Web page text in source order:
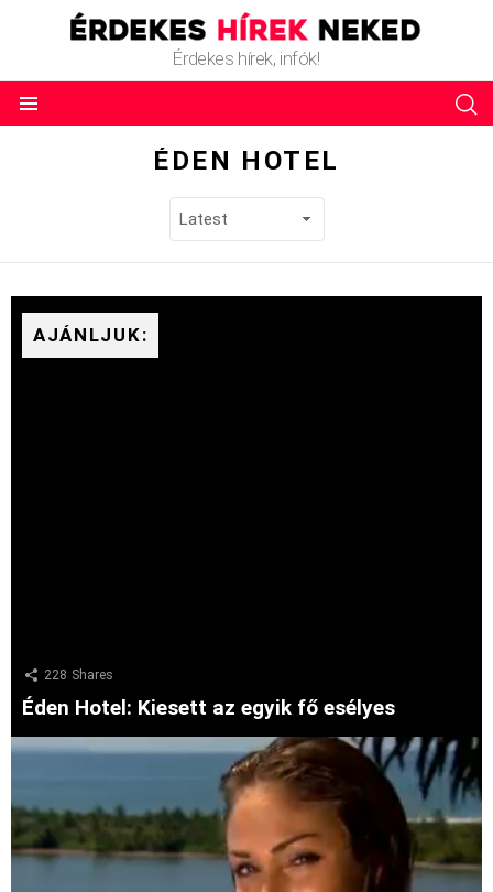
Érdekes hírek, infók!
ÉDEN HOTEL
AJÁNLJUK:
228 Shares
Éden Hotel: Kiesett az egyik fő esélyes